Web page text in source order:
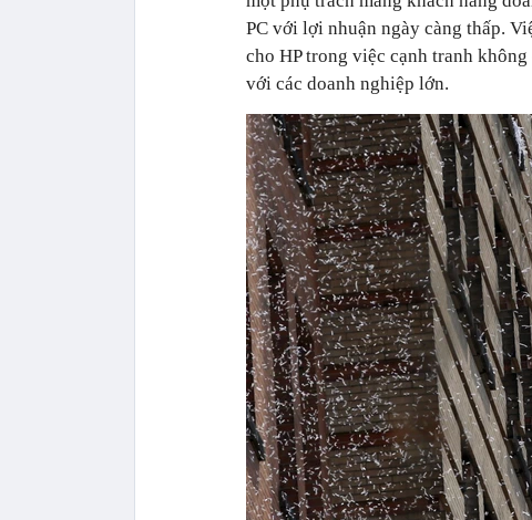
PC với lợi nhuận ngày càng thấp.
cho HP trong việc cạnh tranh
với các doanh nghiệp lớn.